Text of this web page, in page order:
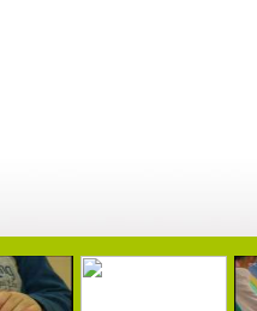
04:17 07:12